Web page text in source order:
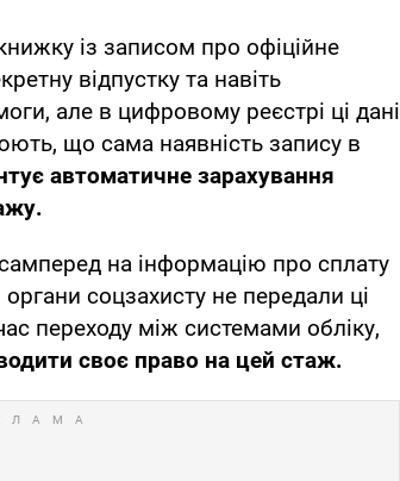
із записом про офіційне
відпустку та навіть
але в цифровому реєстрі ці дані
що сама наявність запису в
автоматичне зарахування
на інформацію про сплату
соцзахисту не передали ці
переходу між системами обліку,
своє право на цей стаж.